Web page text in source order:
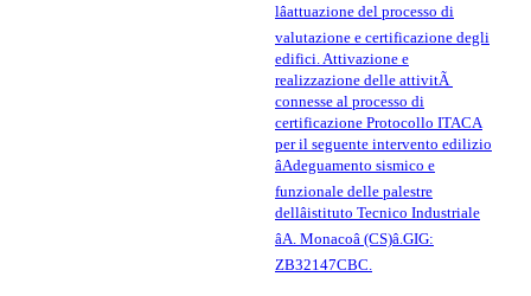
lâattuazione del processo di
valutazione e certificazione degli
edifici. Attivazione e
realizzazione delle attivitÃ
connesse al processo di
certificazione Protocollo ITACA
per il seguente intervento edilizio
âAdeguamento sismico e
funzionale delle palestre
dellâistituto Tecnico Industriale
âA. Monacoâ (CS)â.GIG:
ZB32147CBC.